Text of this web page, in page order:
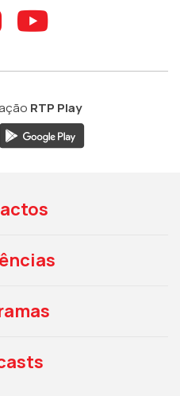
ao
Aceder ao
Aceder
RTP Play